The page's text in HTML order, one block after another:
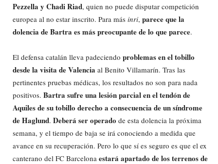
Pezzella y Chadi Riad, quien no puede disputar competición
europea al no estar inscrito. Para más inri, parece que la
dolencia de Bartra es más preocupante de lo que parece.
El defensa catalán lleva padeciendo problemas en el tobillo
desde la visita de Valencia al Benito Villamarín. Tras las
pertinentes pruebas médicas, los resultados no son para nada
positivos. Bartra sufre una lesión parcial en el tendón de
Aquiles de su tobillo derecho a consecuencia de un síndrome
de Haglund. Deberá ser operado de esta dolencia la próxima
semana, y el tiempo de baja se irá conociendo a medida que
avance en su recuperación. Pero lo que sí es seguro es que el ex
canterano del FC Barcelona estará apartado de los terrenos de